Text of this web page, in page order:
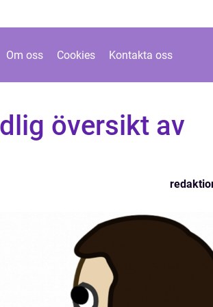
Om oss Cookies Kontakta oss
översikt av